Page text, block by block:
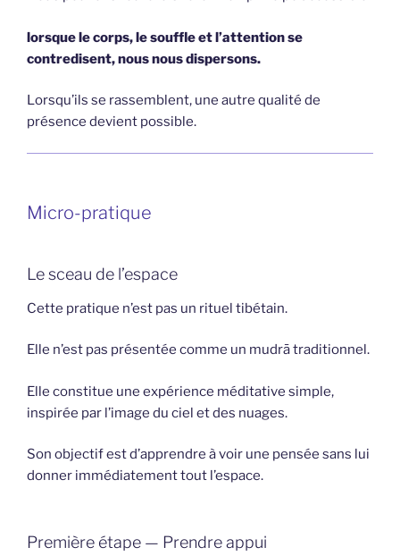
lorsque le corps, le souffle et l’attention se
contredisent, nous nous dispersons.
Lorsqu’ils se rassemblent, une autre qualité de
présence devient possible.
Micro-pratique
Le sceau de l’espace
Cette pratique n’est pas un rituel tibétain.
Elle n’est pas présentée comme un mudrā traditionnel.
Elle constitue une expérience méditative simple,
inspirée par l’image du ciel et des nuages.
Son objectif est d’apprendre à voir une pensée sans lui
donner immédiatement tout l’espace.
Première étape — Prendre appui